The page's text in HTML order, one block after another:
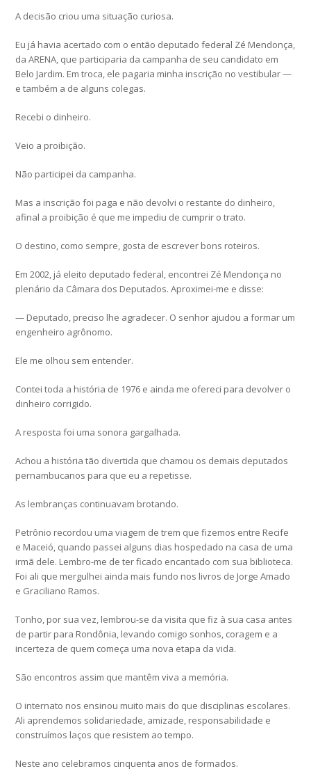
A decisão criou uma situação curiosa.
Eu já havia acertado com o então deputado federal Zé Mendonça,
da ARENA, que participaria da campanha de seu candidato em
Belo Jardim. Em troca, ele pagaria minha inscrição no vestibular —
e também a de alguns colegas.
Recebi o dinheiro.
Veio a proibição.
Não participei da campanha.
Mas a inscrição foi paga e não devolvi o restante do dinheiro,
afinal a proibição é que me impediu de cumprir o trato.
O destino, como sempre, gosta de escrever bons roteiros.
Em 2002, já eleito deputado federal, encontrei Zé Mendonça no
plenário da Câmara dos Deputados. Aproximei-me e disse:
— Deputado, preciso lhe agradecer. O senhor ajudou a formar um
engenheiro agrônomo.
Ele me olhou sem entender.
Contei toda a história de 1976 e ainda me ofereci para devolver o
dinheiro corrigido.
A resposta foi uma sonora gargalhada.
Achou a história tão divertida que chamou os demais deputados
pernambucanos para que eu a repetisse.
As lembranças continuavam brotando.
Petrônio recordou uma viagem de trem que fizemos entre Recife
e Maceió, quando passei alguns dias hospedado na casa de uma
irmã dele. Lembro-me de ter ficado encantado com sua biblioteca.
Foi ali que mergulhei ainda mais fundo nos livros de Jorge Amado
e Graciliano Ramos.
Tonho, por sua vez, lembrou-se da visita que fiz à sua casa antes
de partir para Rondônia, levando comigo sonhos, coragem e a
incerteza de quem começa uma nova etapa da vida.
São encontros assim que mantêm viva a memória.
O internato nos ensinou muito mais do que disciplinas escolares.
Ali aprendemos solidariedade, amizade, responsabilidade e
construímos laços que resistem ao tempo.
Neste ano celebramos cinquenta anos de formados.